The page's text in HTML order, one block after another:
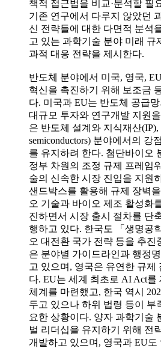
책적 접근법을 비교·분석할 필
기존 연구에서 다루지 않았던
신 전략들에 대한 다면적 분석
고 있는 과학기술 분야 미래 규
과적 대응 전략을 제시한다.
반도체 분야에서 미국, 영국,
혁신을 촉진하기 위해 보조금
다. 미국과 EU는 반도체 공급
대규모 투자와 연구개발 지원
은 반도체 설계와 지식재산(IP),
semiconductors) 분야에서의 강
를 유지하려 한다. 첨단바이오
정부 차원의 조정 규제 프레임
술의 신속한 시장 진입을 지원
샌드박스를 활용해 규제 장벽
오 기술과 바이오 제조 활성화
진하면서 시장 출시 절차를 단
행하고 있다. 한국도 「생명공
오 대전환 국가 전략 등을 추
은 분야별 가이드라인과 행정
고 있으며, 영국은 유연한 규제
다. EU는 세계 최초로 AI Act를
체계를 마련했고, 한국 역시
두고 있으나 하위 법령 등이 부
요한 상황이다. 양자 과학기술
벌 리더십을 유지하기 위해 전
개발하고 있으며, 영국과 EU도